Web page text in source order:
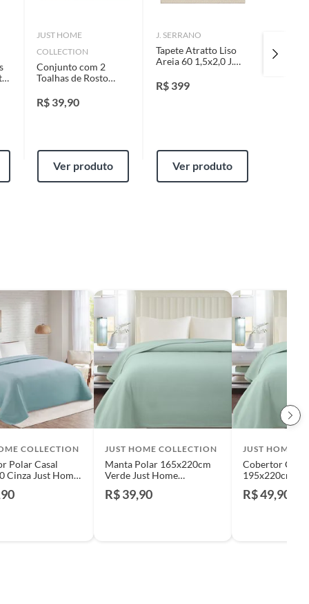
JUST HOME
COLLECTION
Conjunto com 2
Toalhas de Rosto
Collection
R$ 39,90
Ver produto
J. SERRANO
Tapete Atratto Liso
Areia 60 1,5x2,0 J.
R$ 399
Ver produto
COLLECTION
Polar Casal
Cinza Just Home
JUST HOME COLLECTION
Manta Polar 165x220cm
Verde Just Home
R$ 39,90
JUST HOME
Cobertor
195x220cm
R$ 49,90